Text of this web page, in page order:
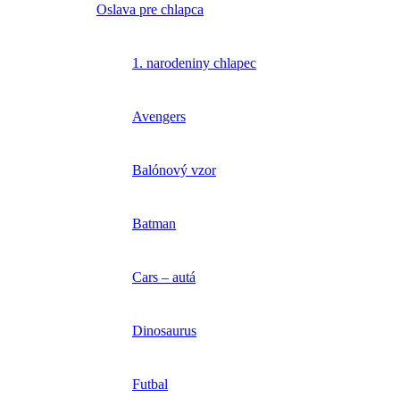
Oslava pre chlapca
1. narodeniny chlapec
Avengers
Balónový vzor
Batman
Cars – autá
Dinosaurus
Futbal